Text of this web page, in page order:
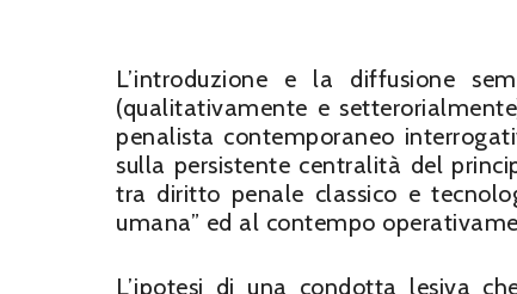
L’introduzione e la diffusione
(qualitativamente e
penalista contemporaneo
sulla persistente centralità del
tra diritto penale classico e
umana” ed al contempo
L’ipotesi di una condotta lesiva